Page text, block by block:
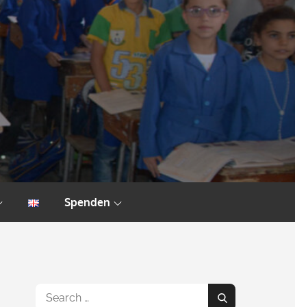
Spenden
Search